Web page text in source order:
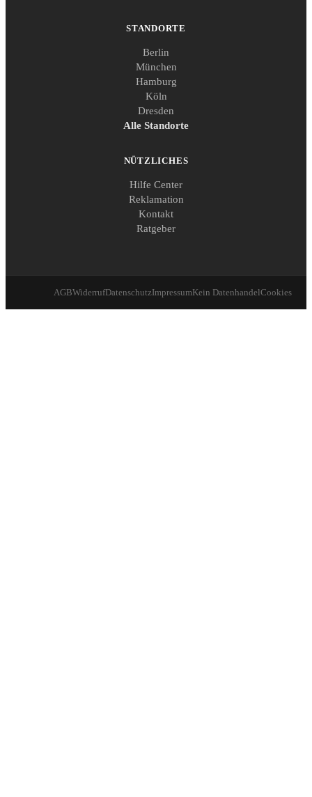
STANDORTE
Berlin
München
Hamburg
Köln
Dresden
Alle Standorte
NÜTZLICHES
Hilfe Center
Reklamation
Kontakt
Ratgeber
AGBWiderrufDatenschutzImpressumKein DatenhandelCookies